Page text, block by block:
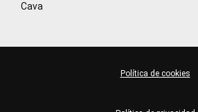
Cava
Política de cookies